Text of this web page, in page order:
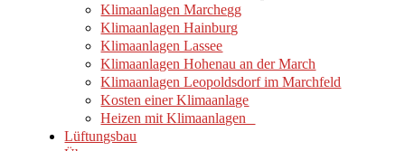
Klimaanlagen Marchegg
Klimaanlagen Hainburg
Klimaanlagen Lassee
Klimaanlagen Hohenau an der March
Klimaanlagen Leopoldsdorf im Marchfeld
Kosten einer Klimaanlage
Heizen mit Klimaanlagen
Lüftungsbau